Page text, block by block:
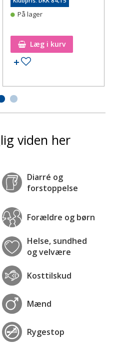
På lager
Læg i kurv
Tilføj til ønskeseddel
viden her
Diarré og
forstoppelse
Forældre og børn
Helse, sundhed
og velvære
Kosttilskud
Mænd
Rygestop